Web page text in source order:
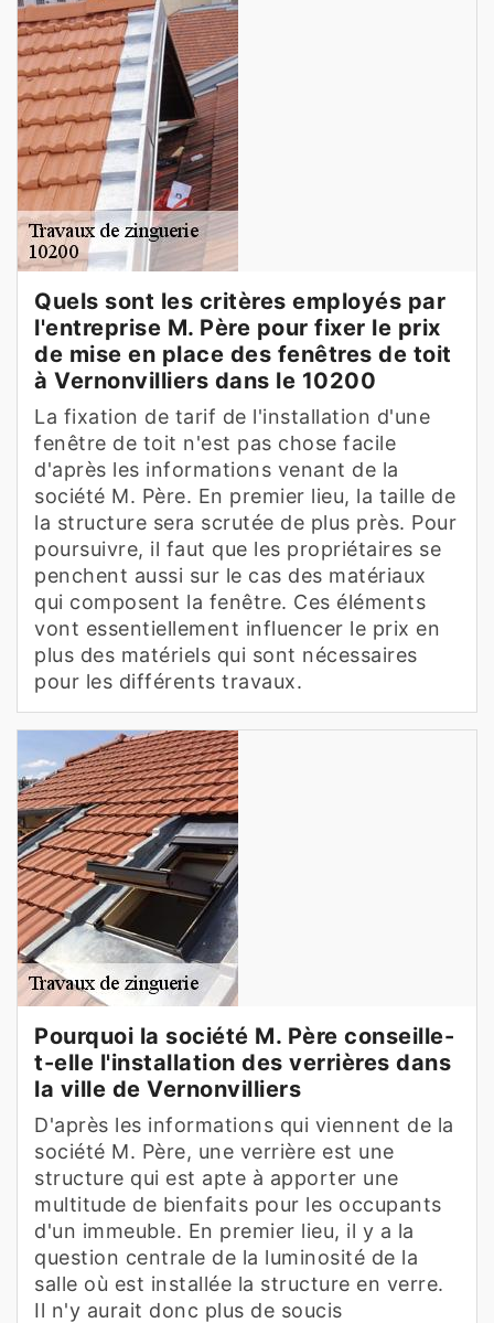
Quels sont les critères employés par
l'entreprise M. Père pour fixer le prix
de mise en place des fenêtres de toit
à Vernonvilliers dans le 10200
La fixation de tarif de l'installation d'une
fenêtre de toit n'est pas chose facile
d'après les informations venant de la
société M. Père. En premier lieu, la taille de
la structure sera scrutée de plus près. Pour
poursuivre, il faut que les propriétaires se
penchent aussi sur le cas des matériaux
qui composent la fenêtre. Ces éléments
vont essentiellement influencer le prix en
plus des matériels qui sont nécessaires
pour les différents travaux.
Pourquoi la société M. Père conseille-
t-elle l'installation des verrières dans
la ville de Vernonvilliers
D'après les informations qui viennent de la
société M. Père, une verrière est une
structure qui est apte à apporter une
multitude de bienfaits pour les occupants
d'un immeuble. En premier lieu, il y a la
question centrale de la luminosité de la
salle où est installée la structure en verre.
Il n'y aurait donc plus de soucis